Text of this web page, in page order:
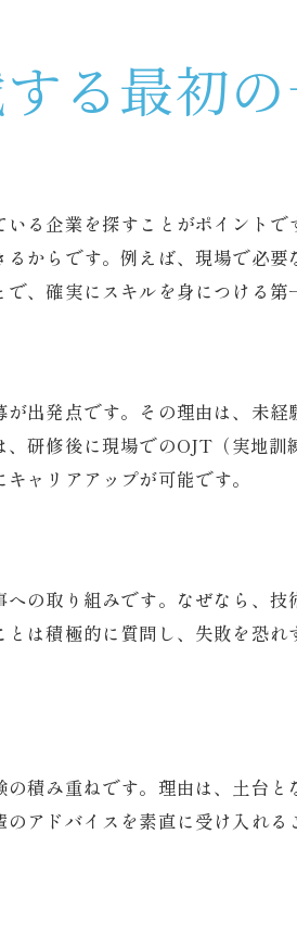
たい女性も歓迎される環境
を目指すなら今がチャンス
リフォーム職人になる流れ
職人の魅力と将来性を解説
ォーム職人が増えている背景
の未経験者募集が増加中
職人も未経験から挑戦可能
迎の求人が多い理由とは
集の現状と今後の動向
る職人系仕事の魅力とは
事で安定したキャリアを築く
として活躍できる理由
る最初
る企業を探すことがポイント
からです。例えば、現場で必
、確実にスキルを身につける第
出発点です。その理由は、未
研修後に現場でのOJT（実地
ャリアアップが可能です。
の取り組みです。なぜなら、
は積極的に質問し、失敗を恐
積み重ねです。理由は、土台
アドバイスを素直に受け入れ